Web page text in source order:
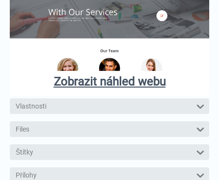
Zobrazit náhled webu
Vlastnosti
Files
Štítky
Přílohy